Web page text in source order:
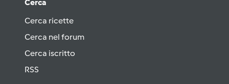
Cerca
Cerca ricette
Cerca nel forum
Cerca iscritto
RSS